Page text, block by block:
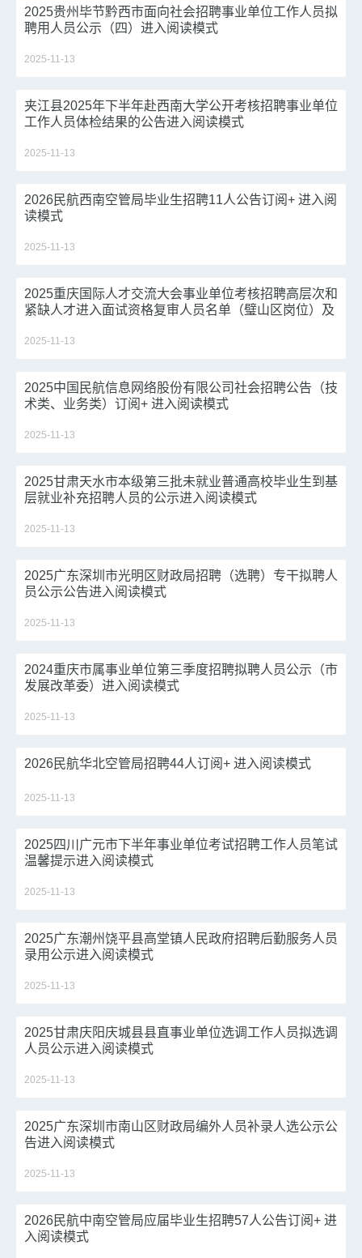
2025贵州毕节黔西市面向社会招聘事业单位工作人员拟
聘用人员公示（四）进入阅读模式
2025-11-13
夹江县2025年下半年赴西南大学公开考核招聘事业单位
工作人员体检结果的公告进入阅读模式
2025-11-13
2026民航西南空管局毕业生招聘11人公告订阅+ 进入阅
读模式
2025-11-13
2025重庆国际人才交流大会事业单位考核招聘高层次和
紧缺人才进入面试资格复审人员名单（璧山区岗位）及
2025-11-13
2025中国民航信息网络股份有限公司社会招聘公告（技
术类、业务类）订阅+ 进入阅读模式
2025-11-13
2025甘肃天水市本级第三批未就业普通高校毕业生到基
层就业补充招聘人员的公示进入阅读模式
2025-11-13
2025广东深圳市光明区财政局招聘（选聘）专干拟聘人
员公示公告进入阅读模式
2025-11-13
2024重庆市属事业单位第三季度招聘拟聘人员公示（市
发展改革委）进入阅读模式
2025-11-13
2026民航华北空管局招聘44人订阅+ 进入阅读模式
2025-11-13
2025四川广元市下半年事业单位考试招聘工作人员笔试
温馨提示进入阅读模式
2025-11-13
2025广东潮州饶平县高堂镇人民政府招聘后勤服务人员
录用公示进入阅读模式
2025-11-13
2025甘肃庆阳庆城县县直事业单位选调工作人员拟选调
人员公示进入阅读模式
2025-11-13
2025广东深圳市南山区财政局编外人员补录人选公示公
告进入阅读模式
2025-11-13
2026民航中南空管局应届毕业生招聘57人公告订阅+ 进
入阅读模式